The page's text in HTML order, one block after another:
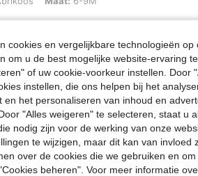
Bekijken
cookies en vergelijkbare technologieën
om u de best mogelijke website-ervaring
of uw cookie-voorkeur instellen. Door
instellen, die ons helpen bij het
en het personaliseren van inhoud en
"Alles weigeren" te selecteren, staat u
nodig zijn voor de werking van onze
te wijzigen, maar dit kan van
over de cookies die we gebruiken en
beheren". Voor meer informatie